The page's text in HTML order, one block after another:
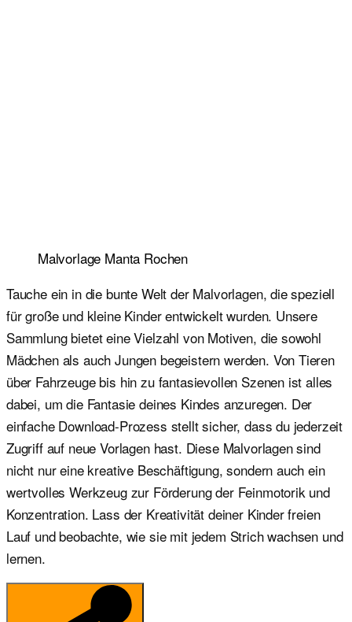
Malvorlage Manta Rochen
Tauche ein in die bunte Welt der Malvorlagen, die speziell
für große und kleine Kinder entwickelt wurden. Unsere
Sammlung bietet eine Vielzahl von Motiven, die sowohl
Mädchen als auch Jungen begeistern werden. Von Tieren
über Fahrzeuge bis hin zu fantasievollen Szenen ist alles
dabei, um die Fantasie deines Kindes anzuregen. Der
einfache Download-Prozess stellt sicher, dass du jederzeit
Zugriff auf neue Vorlagen hast. Diese Malvorlagen sind
nicht nur eine kreative Beschäftigung, sondern auch ein
wertvolles Werkzeug zur Förderung der Feinmotorik und
Konzentration. Lass der Kreativität deiner Kinder freien
Lauf und beobachte, wie sie mit jedem Strich wachsen und
lernen.